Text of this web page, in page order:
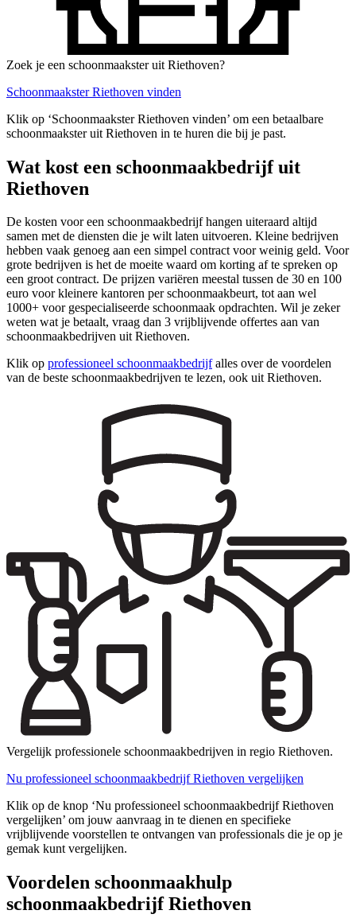
Zoek je een schoonmaakster uit Riethoven?
Schoonmaakster Riethoven vinden
Klik op ‘Schoonmaakster Riethoven vinden’ om een betaalbare
schoonmaakster uit Riethoven in te huren die bij je past.
Wat kost een schoonmaakbedrijf uit
Riethoven
De kosten voor een schoonmaakbedrijf hangen uiteraard altijd
samen met de diensten die je wilt laten uitvoeren. Kleine bedrijven
hebben vaak genoeg aan een simpel contract voor weinig geld. Voor
grote bedrijven is het de moeite waard om korting af te spreken op
een groot contract. De prijzen variëren meestal tussen de 30 en 100
euro voor kleinere kantoren per schoonmaakbeurt, tot aan wel
1000+ voor gespecialiseerde schoonmaak opdrachten. Wil je zeker
weten wat je betaalt, vraag dan 3 vrijblijvende offertes aan van
schoonmaakbedrijven uit Riethoven.
Klik op professioneel schoonmaakbedrijfalles over de voordelen
van de beste schoonmaakbedrijven te lezen, ook uit Riethoven.
Vergelijk professionele schoonmaakbedrijven in regio Riethoven.
Nu professioneel schoonmaakbedrijf Riethoven vergelijken
Klik op de knop ‘Nu professioneel schoonmaakbedrijf Riethoven
vergelijken’ om jouw aanvraag in te dienen en specifieke
vrijblijvende voorstellen te ontvangen van professionals die je op je
gemak kunt vergelijken.
Voordelen schoonmaakhulp
schoonmaakbedrijf Riethoven